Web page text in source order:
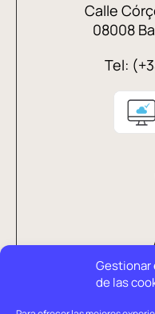
de las
Calle
08008
Tel: